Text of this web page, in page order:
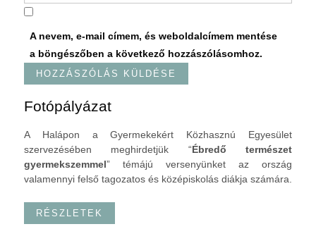
A nevem, e-mail címem, és weboldalcímem mentése
a böngészőben a következő hozzászólásomhoz.
Fotópályázat
A Halápon a Gyermekekért Közhasznú Egyesület
szervezésében meghirdetjük “Ébredő természet
gyermekszemmel” témájú versenyünket az ország
valamennyi felső tagozatos és középiskolás diákja számára.
RÉSZLETEK